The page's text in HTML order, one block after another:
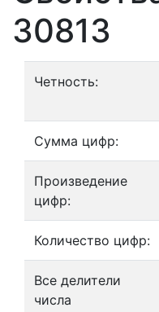
30813
Четность:
Сумма цифр:
Произведение
цифр:
Количество цифр:
Все делители
числа